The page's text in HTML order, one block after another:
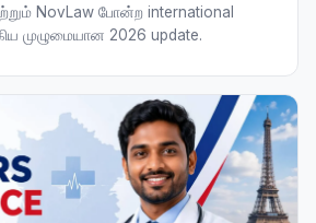
NovLaw போன்ற international
முழுமையான 2026 update.